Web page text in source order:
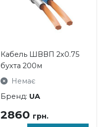
Кабель ШВВП 2х0.75
бухта 200м
Немає
Бренд: UA
2860 грн.